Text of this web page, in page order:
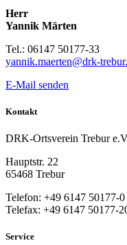
Herr
Yannik Märten
Tel.: 06147 50177-33
yannik.maerten@drk-
E-Mail senden
Kontakt
DRK-Ortsverein Trebur
Hauptstr. 22
65468 Trebur
Telefon: +49 6147 50177-0
Telefax: +49 6147 50177-
Service